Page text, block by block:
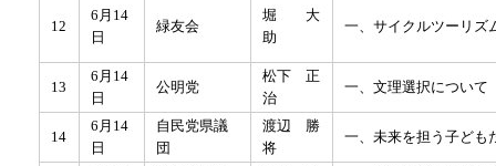
12
6月14
日
緑友会
堀 大
助
一、サイクルツーリズ
13
6月14
日
公明党
松下 正
治
一、文理選択について
14
6月14
日
自民党県議
団
渡辺 勝
将
一、未来を担う子ども